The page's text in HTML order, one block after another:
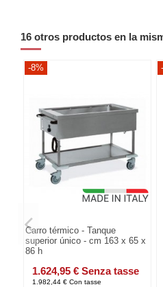
16 otros productos en la
-8%
Carro térmico - Tanque
superior único - cm 163 x 65 x
86 h
1.624,95 € Senza tasse
1.982,44 € Con tasse